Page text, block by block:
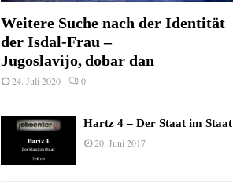
Weitere Suche nach der Identität
der Isdal-Frau –
Jugoslavijo, dobar dan
24. Juli 2020 0
Hartz 4 – Der Staat im Staat
20. Juni 2017